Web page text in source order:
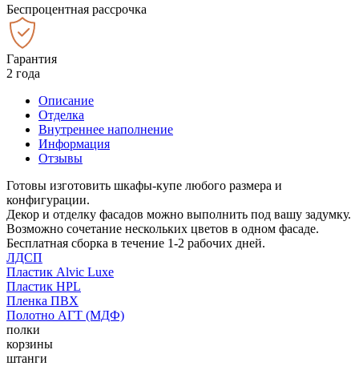
Беспроцентная рассрочка
Гарантия
2 года
Описание
Отделка
Внутреннее наполнение
Информация
Отзывы
Готовы изготовить шкафы-купе любого размера и
конфигурации.
Декор и отделку фасадов можно выполнить под вашу задумку.
Возможно сочетание нескольких цветов в одном фасаде.
Бесплатная сборка в течение 1-2 рабочих дней.
ЛДСП
Пластик Alvic Luxe
Пластик HPL
Пленка ПВХ
Полотно АГТ (МДФ)
полки
корзины
штанги